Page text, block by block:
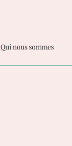
Qui nous sommes